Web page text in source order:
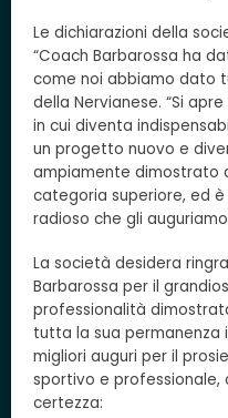
Le dichiarazioni della
“Coach Barbarossa ha
come noi abbiamo dato
della Nervianese. “Si
in cui diventa
un progetto nuovo e
ampiamente dimostrato
categoria superiore, ed
radioso che gli
La società desidera
Barbarossa per il
professionalità
tutta la sua permanenza
migliori auguri per il
sportivo e professionale,
certezza: